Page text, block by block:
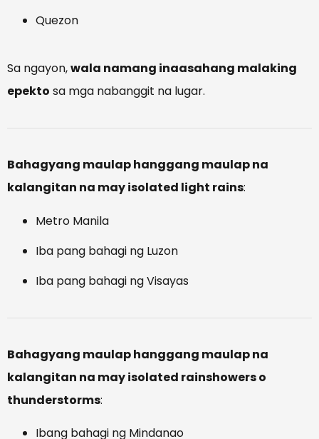
Quezon
Sa ngayon,wala namang inaasahang malaking
epekto sa mga nabanggit na lugar.
Bahagyang maulap hanggang maulap na
kalangitan na may isolated light rains:
Metro Manila
Iba pang bahagi ng Luzon
Iba pang bahagi ng Visayas
Bahagyang maulap hanggang maulap na
kalangitan na may isolated rainshowers o
thunderstorms:
Ibang bahagi ng Mindanao